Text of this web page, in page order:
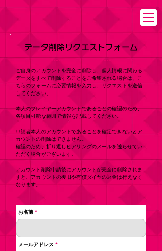
データ削除リクエストフォーム
ご自身のアカウントを完全に削除し、個人情報に関わる
データをすべて削除することをご希望される場合は、こ
ちらのフォームに必要情報を入力し、リクエストを送信
してください。
本人のプレイヤーアカウントであることの確認のため、
各項目可能な範囲で情報を記載してください。
申請者本人のアカウントであることを確定できないとア
カウントの削除はできません。
確認のため、折り返しヒアリングのメールを送らせてい
ただく場合がございます。
アカウント削除申請後にアカウントが完全に削除されま
すと、アカウントの復旧や有償ダイヤの返金は行えなく
なります。
お名前
メールアドレス